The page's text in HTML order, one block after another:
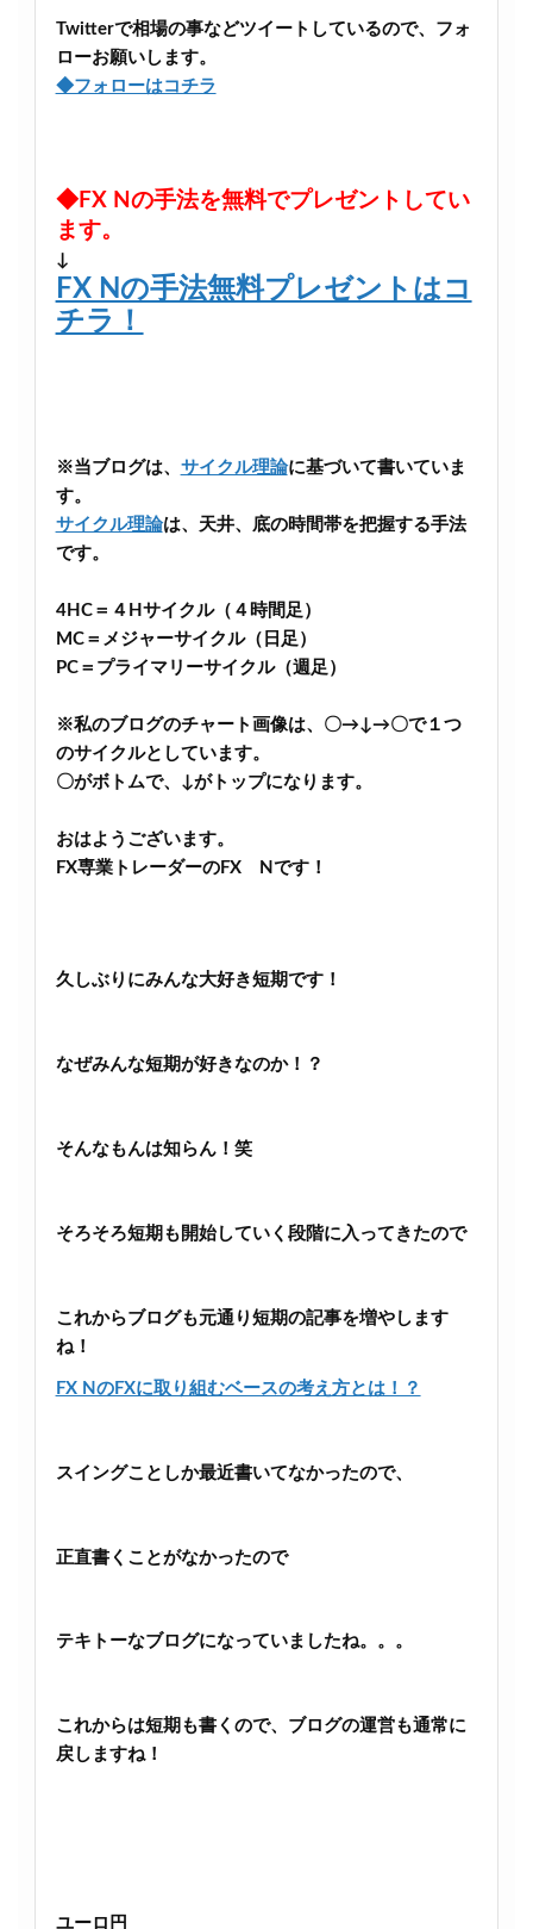
Twitterで相場の事などツイートしているので、フォ
ローお願いします。
◆フォローはコチラ
◆FX Nの手法を無料でプレゼントしてい
ます。
↓
FX Nの手法無料プレゼントはコ
チラ！
※当ブログは、 サイクル理論に基づいて書いていま
す。
サイクル理論は、天井、底の時間帯を把握する手法
です。
4HC＝４Hサイクル（４時間足）
MC＝メジャーサイクル（日足）
PC＝プライマリーサイクル（週足）
※私のブログのチャート画像は、〇→↓→〇で１つ
のサイクルとしています。
〇がボトムで、↓がトップになります。
おはようございます。
FX専業トレーダーのFX Nです！
久しぶりにみんな大好き短期です！
なぜみんな短期が好きなのか！？
そんなもんは知らん！笑
そろそろ短期も開始していく段階に入ってきたので
これからブログも元通り短期の記事を増やします
ね！
FX NのFXに取り組むベースの考え方とは！？
スイングことしか最近書いてなかったので、
正直書くことがなかったので
テキトーなブログになっていましたね。。。
これからは短期も書くので、ブログの運営も通常に
戻しますね！
ユーロ円